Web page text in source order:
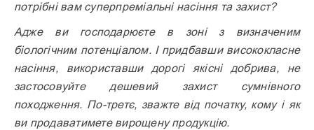
потрібні вам суперпреміальні насіння та захист?
Адже ви господарюєте в зоні з визначеним
біологічним потенціалом. І придбавши висококласне
насіння, використавши дорогі якісні добрива, не
застосовуйте дешевий захист сумнівного
походження. По-третє, зважте від початку, кому і як
ви продаватимете вирощену продукцію.